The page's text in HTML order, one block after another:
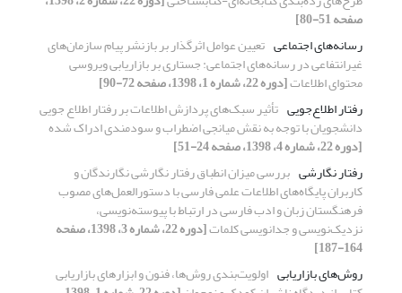
صفحه 51-80]
رسانه‌های اجتماعی تعیین عوامل اثرگذار بر بازنشر پیام سازمان‌های
غیرانتفاعی در رسانه‌های اجتماعی: جستاری بر بازاریابی ویروسی
محتوای اطلاعات[دوره 22، شماره 1، 1398، صفحه 72-90]
رفتار اطلاع‌‌جویی تأثیر سبک‌های پردازش اطلاعات بر رفتار اطلاع جویی
دانشجویان با توجه به نقش میانجی اضطراب و سودمندی ادراک شده
[دوره 22، شماره 4، 1398، صفحه 24-51]
رفتار نگارشی بررسی میزان انطباق رفتار نگارشی نگارندگان و
کاربران پایگاه‌های اطلاعات علمی فارسی با دستورالعمل‌های مصوب
فرهنگستان زبان و ادب فارسی در ارتباط با پیوسته‌نویسی،
نزدیک‌نویسی و جدانویسی کلمات [دوره 22، شماره 3، 1398، صفحه
164-187]
روش‌‏های بازاریابی اولویت‌بندی روش‌ها، فنون و ابزارهای بازاریابی